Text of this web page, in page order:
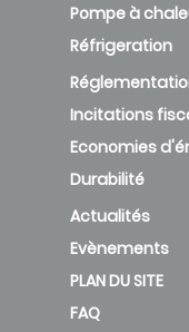
Pompe à
Réfrigeration
Incitations
Economies
Durabilité
Actualités
Evènements
PLAN DU SITE
FAQ